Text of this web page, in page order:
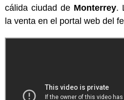
cálida ciudad de Monterrey.
la venta en el portal web del